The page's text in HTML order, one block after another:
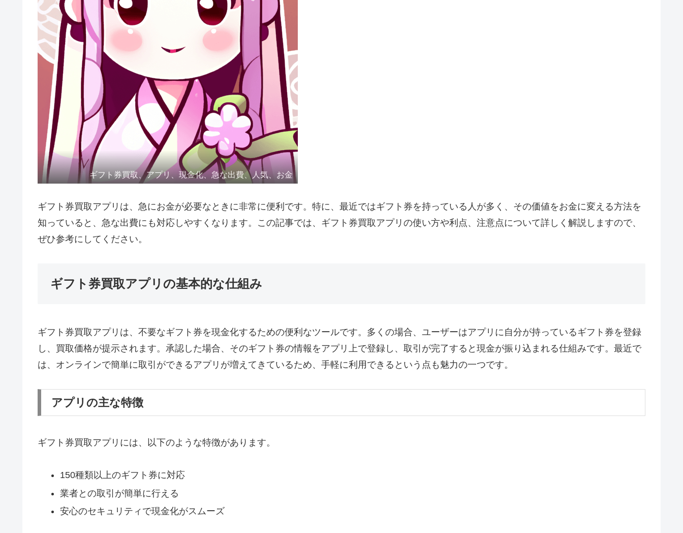
ギフト券買取、アプリ、現金化、急な出費、人気、お金
ギフト券買取アプリは、急にお金が必要なときに非常に便利です。特に、最近ではギフト券を持っている人が多く、その価値をお金に変える方法を
知っていると、急な出費にも対応しやすくなります。この記事では、ギフト券買取アプリの使い方や利点、注意点について詳しく解説しますので、
ぜひ参考にしてください。
ギフト券買取アプリの基本的な仕組み
ギフト券買取アプリは、不要なギフト券を現金化するための便利なツールです。多くの場合、ユーザーはアプリに自分が持っているギフト券を登録
し、買取価格が提示されます。承認した場合、そのギフト券の情報をアプリ上で登録し、取引が完了すると現金が振り込まれる仕組みです。最近で
は、オンラインで簡単に取引ができるアプリが増えてきているため、手軽に利用できるという点も魅力の一つです。
アプリの主な特徴
ギフト券買取アプリには、以下のような特徴があります。
150種類以上のギフト券に対応
業者との取引が簡単に行える
安心のセキュリティで現金化がスムーズ